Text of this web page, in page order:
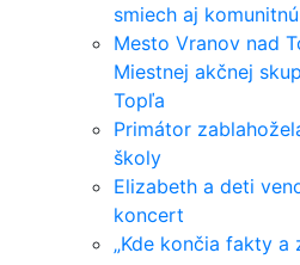
smiech aj
Mesto Vranov nad
Miestnej akčnej
Topľa
Primátor
školy
Elizabeth a deti
koncert
„Kde končia fakty a